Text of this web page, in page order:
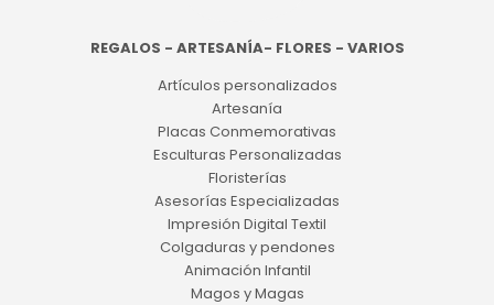
REGALOS - ARTESANÍA- FLORES - VARIOS
Artículos personalizados
Artesanía
Placas Conmemorativas
Esculturas Personalizadas
Floristerías
Asesorías Especializadas
Impresión Digital Textil
Colgaduras y pendones
Animación Infantil
Magos y Magas